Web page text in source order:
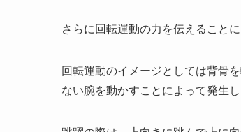
さらに回転運動の力を伝えること
回転運動のイメージとしては背骨
ない腕を動かすことによって発生し